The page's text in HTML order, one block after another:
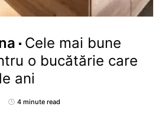
Cele mai bune
o bucătărie care
ani
4 minute read